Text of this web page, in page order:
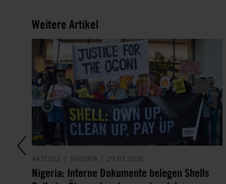
Weitere Artikel
AKTUELL NIGERIA 29.07.2026
Nigeria: Interne Dokumente belegen Shells